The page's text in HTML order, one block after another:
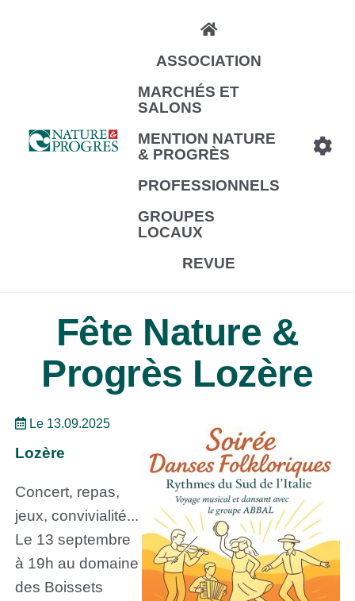
ASSOCIATION
MARCHÉS ET
SALONS
MENTION NATURE
& PROGRÈS
PROFESSIONNELS
GROUPES
LOCAUX
REVUE
Fête Nature &
Progrès Lozère
Le 13.09.2025
Lozère
Concert, repas,
jeux, convivialité...
Le 13 septembre
à 19h au domaine
des Boissets